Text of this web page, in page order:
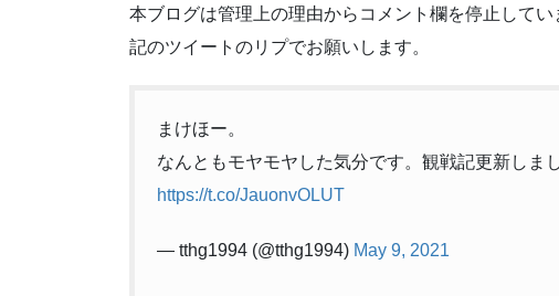
本ブログは管理上の理由からコメント欄を停止して
記のツイートのリプでお願いします。
まけほー。
なんともモヤモヤした気分です。観戦記更新しまし
https://t.co/JauonvOLUT
— tthg1994 (@tthg1994) May 9, 2021